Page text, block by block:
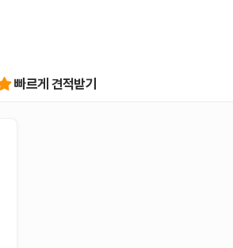
빠르게 견적받기